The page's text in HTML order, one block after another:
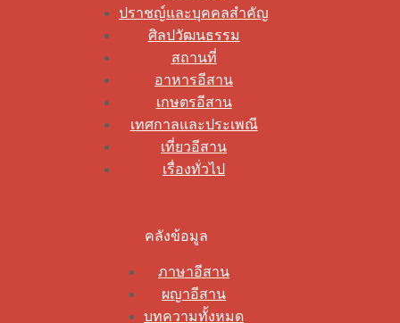
ปราชญ์และบุคคลสำคัญ
ศิลปวัฒนธรรม
สถานที่
อาหารอีสาน
เกษตรอีสาน
เทศกาลและประเพณี
เที่ยวอีสาน
เรื่องทั่วไป
คลังข้อมูล
ภาษาอีสาน
ผญาอีสาน
บทความทั้งหมด